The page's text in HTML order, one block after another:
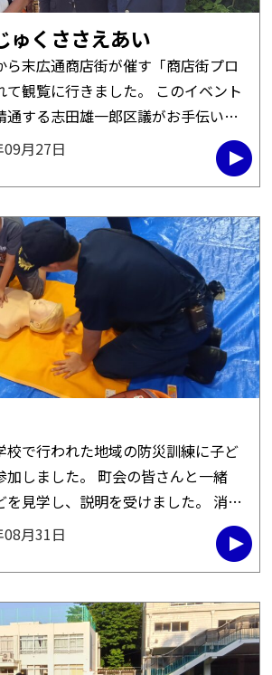
ゅくささえあい
ら末広通商店街が催す「商店街プロ
て観覧に行きました。 このイベント
通する志田雄一郎区議がお手伝いし
広亭の横でリングを張って行われる
めて生で […]
月27日
校で行われた地域の防災訓練に子ど
加しました。 町会の皆さんと一緒
を見学し、説明を受けました。 消防
らは、心肺蘇生やＡＥＤの模擬体験
で役立つあ […]
月31日